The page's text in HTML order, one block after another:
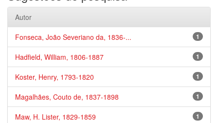
Autor
1
Fonseca, João Severiano da, 1836-...
1
Hadfield, William, 1806-1887
1
Koster, Henry, 1793-1820
1
Magalhães, Couto de, 1837-1898
1
Maw, H. Lister, 1829-1859